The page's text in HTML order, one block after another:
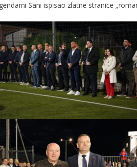
Sani ispisao zlatne stranice